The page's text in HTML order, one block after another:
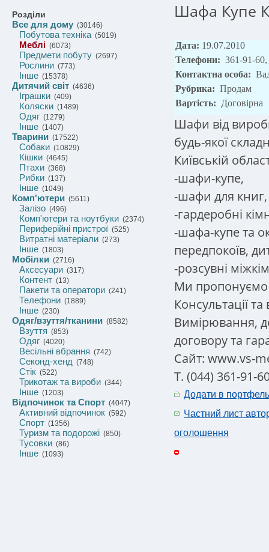
Розділи
Все для дому (30146)
Побутова техніка(5019)
Меблі (6073)
Предмети побуту (2697)
Рослини (773)
Інше (15378)
Дитячий світ (4636)
Іграшки (409)
Коляски (1489)
Одяг (1279)
Інше (1407)
Тварини (17522)
Собаки (10829)
Кішки (4645)
Птахи (368)
Рибки (137)
Інше (1049)
Комп'ютери (5611)
Залізо (496)
Комп'ютери та ноутбуки (2374)
Периферійні пристрої (525)
Витратні матеріали (273)
Інше (1803)
Мобілки (2716)
Аксесуари (317)
Контент (13)
Пакети та оператори (241)
Телефони (1889)
Інше (230)
Одяг/взуття/тканини (8582)
Взуття (853)
Одяг (4020)
Весільні вбрання (742)
Секонд-хенд (748)
Стік (522)
Трикотаж та вироби (344)
Інше (1203)
Відпочинок та Спорт (4047)
Активний відпочинок (592)
Спорт (1356)
Туризм та подорожі (850)
Тусовки (86)
Інше (1093)
Шафа Купе
Дата: 19.07.2010
Телефони: 361-91-
Контактна особа:
Рубрика: Продам
Вартість: Договірна
Шафи від
будь-якої
Київській
-шафи-купе,
-шафи для книг,
-гардеробні
-шафа-купе та
передпокоїв,
-розсувні
Ми пропонуємо
Консультації
Вимірювання,
договору та
Сайт: www.vs-
Т. (044) 361-91-
Додати в портфель
Частний лист
оголошення